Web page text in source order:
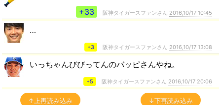
+33
阪神タイガースファンさん 2016,10/17 10:45
…
+3 阪神タイガースファンさん 2016,10/17 13:08
いっちゃんびびってんのバッピさんやね。
+5 阪神タイガースファンさん 2016,10/17 20:06
↑上再読み込み ↓下再読み込み